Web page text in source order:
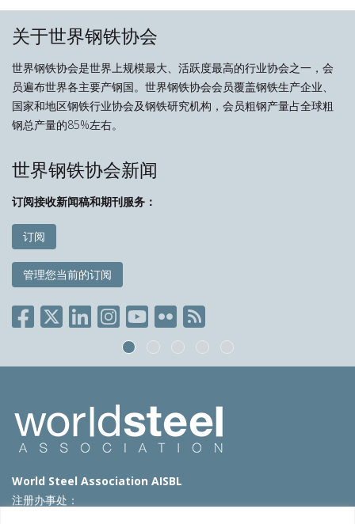
关于世界钢铁协会
世界钢铁协会是世界上规模最大、活跃度最高的行业协会之一，会
员遍布世界各主要产钢国。世界钢铁协会会员覆盖钢铁生产企业、
国家和地区钢铁行业协会及钢铁研究机构，会员粗钢产量占全球粗
钢总产量的85%左右。
世界钢铁协会新闻
订阅接收新闻稿和期刊服务：
订阅
管理您当前的订阅
World Steel Association AISBL
注册办事处：